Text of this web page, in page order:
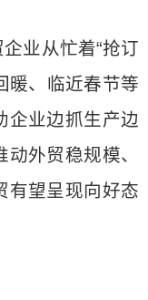
业从忙着“抢订
暖、临近春节等
企业边抓生产边
外贸稳规模、
有望呈现向好态